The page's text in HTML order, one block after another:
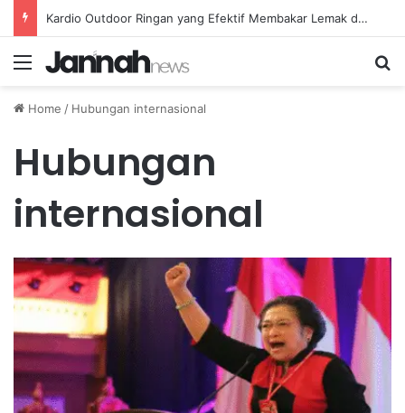
Kardio Outdoor Ringan yang Efektif Membakar Lemak dan Menyegarkan Tubuh Anda
Menu
Home / Hubungan internasional
Hubungan
internasional